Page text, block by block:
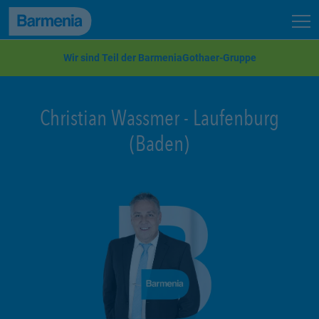
zum Seiteninhalt
Back to top
Wir sind Teil der BarmeniaGothaer-Gruppe
Christian Wassmer- Laufenburg
(Baden)